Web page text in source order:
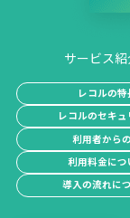
サービス紹
レコルの特
レコルのセキュ
利用者から
利用料金につ
導入の流れに